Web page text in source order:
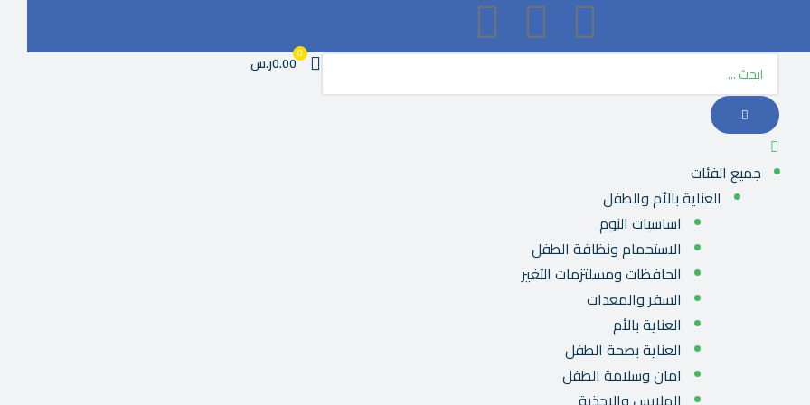
00.00ر.س
جميع الفئات
العناية بالأم والطفل
اساسيات النوم
الاستحمام ونظافة الطفل
الحافظات ومسلتزمات التغير
السفر والمعدات
العناية بالأم
العناية بصحة الطفل
امان وسلامة الطفل